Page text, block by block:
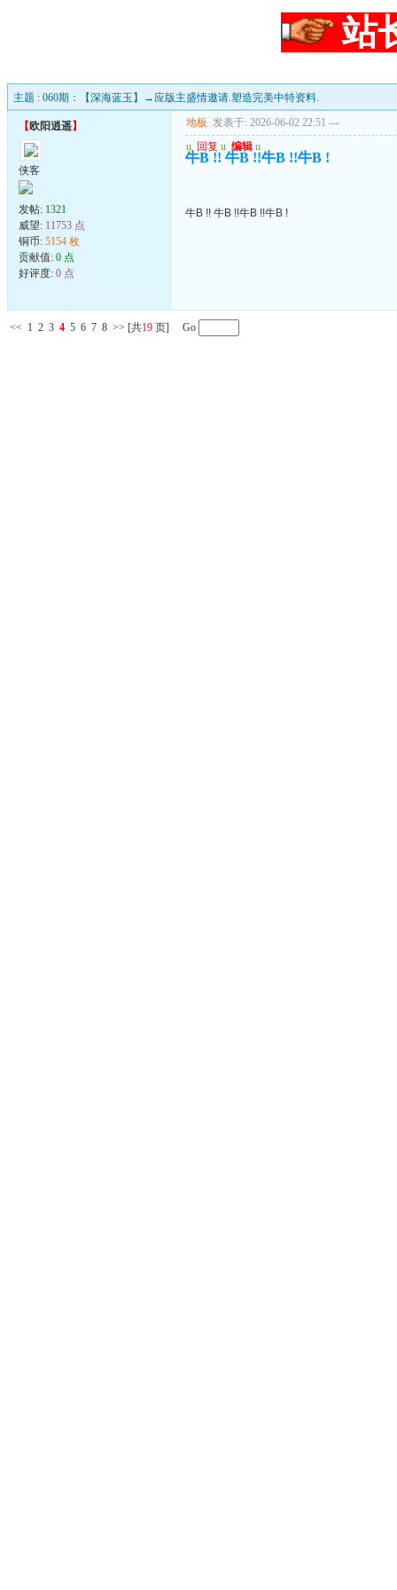
站
主题 : 060期：【深海蓝玉】→应版主盛情邀请.塑造完美中特资料.
【 欧阳逍遥】
侠客
发帖: 1321
威望: 11753 点
铜币: 5154 枚
贡献值: 0 点
好评度: 0 点
地板 发表于: 2026-06-02 22:51 ---
u 回复 u 编辑 u
牛B !! 牛B !!牛B !!牛B !
牛B !! 牛B !!牛B !!牛B !
<< 1 2 3 4 5 6 7 8 >> [共19 页] Go